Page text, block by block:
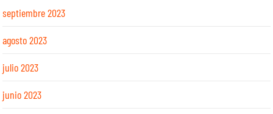
septiembre 2023
agosto 2023
julio 2023
junio 2023